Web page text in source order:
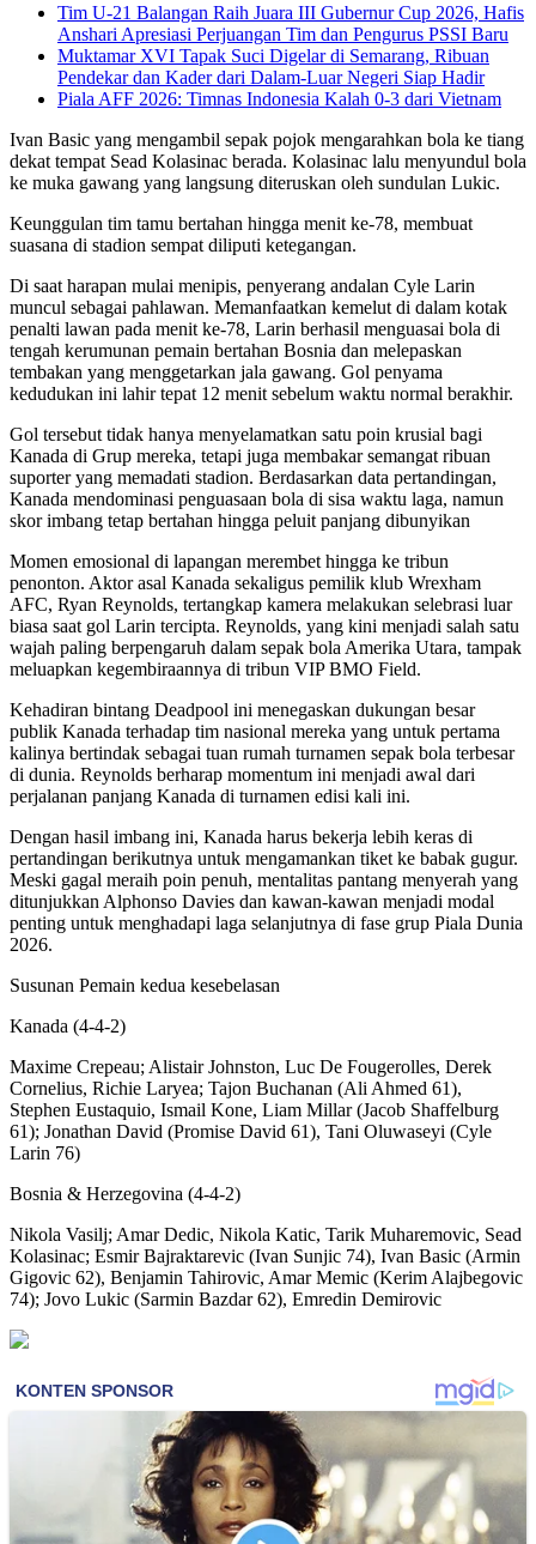
Tim U-21 Balangan Raih Juara III Gubernur Cup 2026, Hafis
Anshari Apresiasi Perjuangan Tim dan Pengurus PSSI Baru
Muktamar XVI Tapak Suci Digelar di Semarang, Ribuan
Pendekar dan Kader dari Dalam-Luar Negeri Siap Hadir
Piala AFF 2026: Timnas Indonesia Kalah 0-3 dari Vietnam
Ivan Basic yang mengambil sepak pojok mengarahkan bola ke tiang
dekat tempat Sead Kolasinac berada. Kolasinac lalu menyundul bola
ke muka gawang yang langsung diteruskan oleh sundulan Lukic.
Keunggulan tim tamu bertahan hingga menit ke-78, membuat
suasana di stadion sempat diliputi ketegangan.
Di saat harapan mulai menipis, penyerang andalan Cyle Larin
muncul sebagai pahlawan. Memanfaatkan kemelut di dalam kotak
penalti lawan pada menit ke-78, Larin berhasil menguasai bola di
tengah kerumunan pemain bertahan Bosnia dan melepaskan
tembakan yang menggetarkan jala gawang. Gol penyama
kedudukan ini lahir tepat 12 menit sebelum waktu normal berakhir.
Gol tersebut tidak hanya menyelamatkan satu poin krusial bagi
Kanada di Grup mereka, tetapi juga membakar semangat ribuan
suporter yang memadati stadion. Berdasarkan data pertandingan,
Kanada mendominasi penguasaan bola di sisa waktu laga, namun
skor imbang tetap bertahan hingga peluit panjang dibunyikan
Momen emosional di lapangan merembet hingga ke tribun
penonton. Aktor asal Kanada sekaligus pemilik klub Wrexham
AFC, Ryan Reynolds, tertangkap kamera melakukan selebrasi luar
biasa saat gol Larin tercipta. Reynolds, yang kini menjadi salah satu
wajah paling berpengaruh dalam sepak bola Amerika Utara, tampak
meluapkan kegembiraannya di tribun VIP BMO Field.
Kehadiran bintang Deadpool ini menegaskan dukungan besar
publik Kanada terhadap tim nasional mereka yang untuk pertama
kalinya bertindak sebagai tuan rumah turnamen sepak bola terbesar
di dunia. Reynolds berharap momentum ini menjadi awal dari
perjalanan panjang Kanada di turnamen edisi kali ini.
Dengan hasil imbang ini, Kanada harus bekerja lebih keras di
pertandingan berikutnya untuk mengamankan tiket ke babak gugur.
Meski gagal meraih poin penuh, mentalitas pantang menyerah yang
ditunjukkan Alphonso Davies dan kawan-kawan menjadi modal
penting untuk menghadapi laga selanjutnya di fase grup Piala Dunia
2026.
Susunan Pemain kedua kesebelasan
Kanada (4-4-2)
Maxime Crepeau; Alistair Johnston, Luc De Fougerolles, Derek
Cornelius, Richie Laryea; Tajon Buchanan (Ali Ahmed 61),
Stephen Eustaquio, Ismail Kone, Liam Millar (Jacob Shaffelburg
61); Jonathan David (Promise David 61), Tani Oluwaseyi (Cyle
Larin 76)
Bosnia & Herzegovina (4-4-2)
Nikola Vasilj; Amar Dedic, Nikola Katic, Tarik Muharemovic, Sead
Kolasinac; Esmir Bajraktarevic (Ivan Sunjic 74), Ivan Basic (Armin
Gigovic 62), Benjamin Tahirovic, Amar Memic (Kerim Alajbegovic
74); Jovo Lukic (Sarmin Bazdar 62), Emredin Demirovic